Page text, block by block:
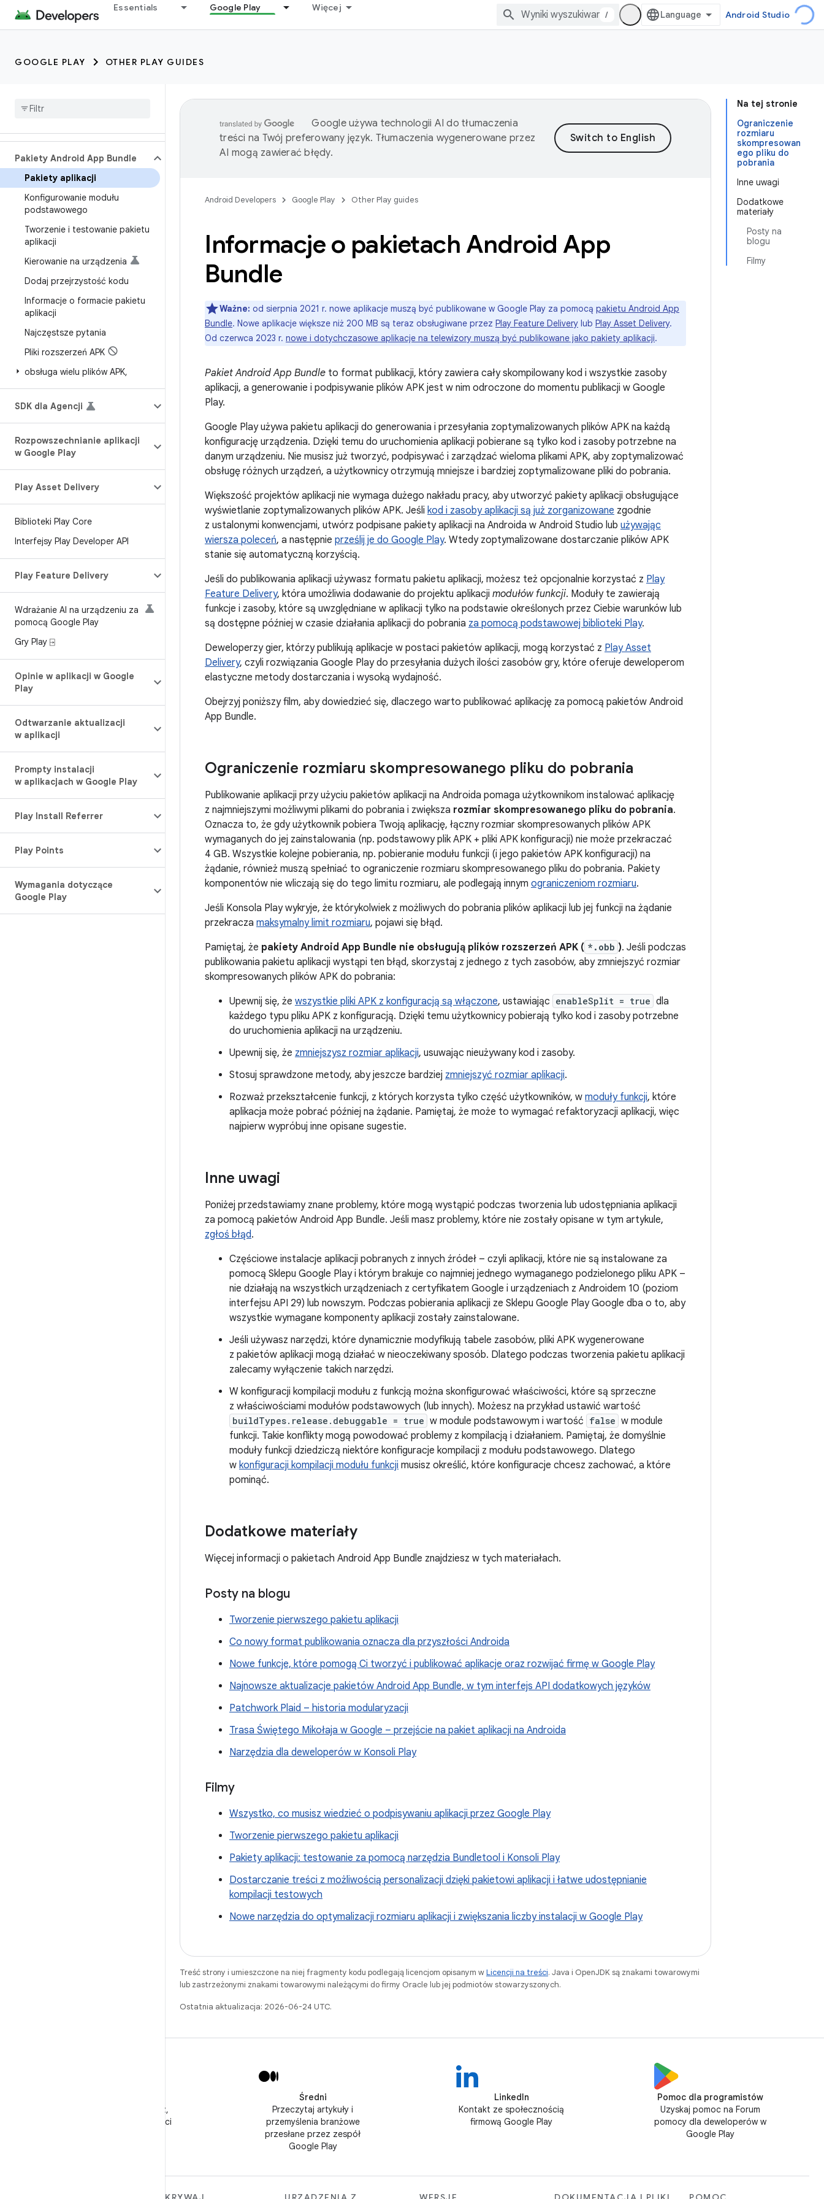
Essentials Google Play Więcej
/ Android Studio
GOOGLE PLAY OTHER PLAY GUIDES
Pakiety Android App Bundle
Pakiety aplikacji
Konfigurowanie modułu
podstawowego
Tworzenie i testowanie pakietu
aplikacji
Kierowanie na urządzenia
Dodaj przejrzystość kodu
Informacje o formacie pakietu
aplikacji
Najczęstsze pytania
Pliki rozszerzeń APK
obsługa wielu plików APK,
SDK dla Agencji
Rozpowszechnianie aplikacji
w Google Play
Play Asset Delivery
Biblioteki Play Core
Interfejsy Play Developer API
Play Feature Delivery
Wdrażanie AI na urządzeniu za
pomocą Google Play
Gry Play ⍈
Opinie w aplikacji w Google
Play
Odtwarzanie aktualizacji
w aplikacji
Prompty instalacji
w aplikacjach w Google Play
Play Install Referrer
Play Points
Wymagania dotyczące
Google Play
Na tej stronie
Ograniczenie
rozmiaru
skompresowan
ego pliku do
pobrania
Inne uwagi
Dodatkowe
materiały
Posty na
blogu
Filmy
Google używa technologii AI do tłumaczenia
treści na Twój preferowany język. Tłumaczenia wygenerowane przez
AI mogą zawierać błędy.
Android Developers Google Play Other Play guides
Informacje o pakietach Android App
Bundle
Ważne: od sierpnia 2021 r. nowe aplikacje muszą być publikowane w Google Play za pomocą pakietu Android App
Bundle. Nowe aplikacje większe niż 200 MB są teraz obsługiwane przez Play Feature Delivery lub Play Asset Delivery.
Od czerwca 2023 r. nowe i dotychczasowe aplikacje na telewizory muszą być publikowane jako pakiety aplikacji.
Pakiet Android App Bundle to format publikacji, który zawiera cały skompilowany kod i wszystkie zasoby
aplikacji, a generowanie i podpisywanie plików APK jest w nim odroczone do momentu publikacji w Google
Play.
Google Play używa pakietu aplikacji do generowania i przesyłania zoptymalizowanych plików APK na każdą
konfigurację urządzenia. Dzięki temu do uruchomienia aplikacji pobierane są tylko kod i zasoby potrzebne na
danym urządzeniu. Nie musisz już tworzyć, podpisywać i zarządzać wieloma plikami APK, aby zoptymalizować
obsługę różnych urządzeń, a użytkownicy otrzymują mniejsze i bardziej zoptymalizowane pliki do pobrania.
Większość projektów aplikacji nie wymaga dużego nakładu pracy, aby utworzyć pakiety aplikacji obsługujące
wyświetlanie zoptymalizowanych plików APK. Jeśli kod i zasoby aplikacji są już zorganizowane zgodnie
z ustalonymi konwencjami, utwórz podpisane pakiety aplikacji na Androida w Android Studio lub używając
wiersza poleceń, a następnie prześlij je do Google Play. Wtedy zoptymalizowane dostarczanie plików APK
stanie się automatyczną korzyścią.
Jeśli do publikowania aplikacji używasz formatu pakietu aplikacji, możesz też opcjonalnie korzystać z Play
Feature Delivery, która umożliwia dodawanie do projektu aplikacji modułów funkcji. Moduły te zawierają
funkcje i zasoby, które są uwzględniane w aplikacji tylko na podstawie określonych przez Ciebie warunków lub
są dostępne później w czasie działania aplikacji do pobrania za pomocą podstawowej biblioteki Play.
Deweloperzy gier, którzy publikują aplikacje w postaci pakietów aplikacji, mogą korzystać z Play Asset
Delivery, czyli rozwiązania Google Play do przesyłania dużych ilości zasobów gry, które oferuje deweloperom
elastyczne metody dostarczania i wysoką wydajność.
Obejrzyj poniższy film, aby dowiedzieć się, dlaczego warto publikować aplikację za pomocą pakietów Android
App Bundle.
Ograniczenie rozmiaru skompresowanego pliku do pobrania
Publikowanie aplikacji przy użyciu pakietów aplikacji na Androida pomaga użytkownikom instalować aplikację
z najmniejszymi możliwymi plikami do pobrania i zwiększa rozmiar skompresowanego pliku do pobrania.
Oznacza to, że gdy użytkownik pobiera Twoją aplikację, łączny rozmiar skompresowanych plików APK
wymaganych do jej zainstalowania (np. podstawowy plik APK + pliki APK konfiguracji) nie może przekraczać
4 GB. Wszystkie kolejne pobierania, np. pobieranie modułu funkcji (i jego pakietów APK konfiguracji) na
żądanie, również muszą spełniać to ograniczenie rozmiaru skompresowanego pliku do pobrania. Pakiety
komponentów nie wliczają się do tego limitu rozmiaru, ale podlegają innym ograniczeniom rozmiaru.
Jeśli Konsola Play wykryje, że którykolwiek z możliwych do pobrania plików aplikacji lub jej funkcji na żądanie
przekracza maksymalny limit rozmiaru, pojawi się błąd.
Pamiętaj, że pakiety Android App Bundle nie obsługują plików rozszerzeń APK ( *.obb ). Jeśli podczas
publikowania pakietu aplikacji wystąpi ten błąd, skorzystaj z jednego z tych zasobów, aby zmniejszyć rozmiar
skompresowanych plików APK do pobrania:
Upewnij się, że wszystkie pliki APK z konfiguracją są włączone, ustawiając enableSplit = true dla
każdego typu pliku APK z konfiguracją. Dzięki temu użytkownicy pobierają tylko kod i zasoby potrzebne
do uruchomienia aplikacji na urządzeniu.
Upewnij się, że zmniejszysz rozmiar aplikacji, usuwając nieużywany kod i zasoby.
Stosuj sprawdzone metody, aby jeszcze bardziej zmniejszyć rozmiar aplikacji.
Rozważ przekształcenie funkcji, z których korzysta tylko część użytkowników, w moduły funkcji, które
aplikacja może pobrać później na żądanie. Pamiętaj, że może to wymagać refaktoryzacji aplikacji, więc
najpierw wypróbuj inne opisane sugestie.
Inne uwagi
Poniżej przedstawiamy znane problemy, które mogą wystąpić podczas tworzenia lub udostępniania aplikacji
za pomocą pakietów Android App Bundle. Jeśli masz problemy, które nie zostały opisane w tym artykule,
zgłoś błąd.
Częściowe instalacje aplikacji pobranych z innych źródeł – czyli aplikacji, które nie są instalowane za
pomocą Sklepu Google Play i którym brakuje co najmniej jednego wymaganego podzielonego pliku APK –
nie działają na wszystkich urządzeniach z certyfikatem Google i urządzeniach z Androidem 10 (poziom
interfejsu API 29) lub nowszym. Podczas pobierania aplikacji ze Sklepu Google Play Google dba o to, aby
wszystkie wymagane komponenty aplikacji zostały zainstalowane.
Jeśli używasz narzędzi, które dynamicznie modyfikują tabele zasobów, pliki APK wygenerowane
z pakietów aplikacji mogą działać w nieoczekiwany sposób. Dlatego podczas tworzenia pakietu aplikacji
zalecamy wyłączenie takich narzędzi.
W konfiguracji kompilacji modułu z funkcją można skonfigurować właściwości, które są sprzeczne
z właściwościami modułów podstawowych (lub innych). Możesz na przykład ustawić wartość
buildTypes.release.debuggable = true w module podstawowym i wartość false w module
funkcji. Takie konflikty mogą powodować problemy z kompilacją i działaniem. Pamiętaj, że domyślnie
moduły funkcji dziedziczą niektóre konfiguracje kompilacji z modułu podstawowego. Dlatego
w konfiguracji kompilacji modułu funkcji musisz określić, które konfiguracje chcesz zachować, a które
pominąć.
Dodatkowe materiały
Więcej informacji o pakietach Android App Bundle znajdziesz w tych materiałach.
Posty na blogu
Tworzenie pierwszego pakietu aplikacji
Co nowy format publikowania oznacza dla przyszłości Androida
Nowe funkcje, które pomogą Ci tworzyć i publikować aplikacje oraz rozwijać firmę w Google Play
Najnowsze aktualizacje pakietów Android App Bundle, w tym interfejs API dodatkowych języków
Patchwork Plaid – historia modularyzacji
Trasa Świętego Mikołaja w Google – przejście na pakiet aplikacji na Androida
Narzędzia dla deweloperów w Konsoli Play
Filmy
Wszystko, co musisz wiedzieć o podpisywaniu aplikacji przez Google Play
Tworzenie pierwszego pakietu aplikacji
Pakiety aplikacji: testowanie za pomocą narzędzia Bundletool i Konsoli Play
Dostarczanie treści z możliwością personalizacji dzięki pakietowi aplikacji i łatwe udostępnianie
kompilacji testowych
Nowe narzędzia do optymalizacji rozmiaru aplikacji i zwiększania liczby instalacji w Google Play
Treść strony i umieszczone na niej fragmenty kodu podlegają licencjom opisanym wLicencji na treści. Java i OpenJDK są znakami towarowymi
lub zastrzeżonymi znakami towarowymi należącymi do firmy Oracle lub jej podmiotów stowarzyszonych.
Ostatnia aktualizacja: 2026-06-24 UTC.
Obserwuj @GooglePlayBiz,
aby otrzymywać wiadomości
Średni
Przeczytaj artykuły i
przemyślenia branżowe
przesłane przez zespół
Google Play
LinkedIn
Kontakt ze społecznością
firmową Google Play
Pomoc dla programistów
Uzyskaj pomoc na Forum
pomocy dla deweloperów w
Google Play